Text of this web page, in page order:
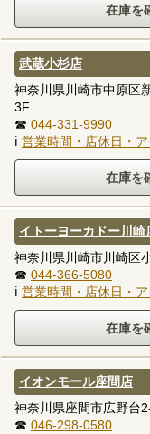
武蔵小杉店
神奈川県川崎市中原区
3F
☎ 044-331-9990
ℹ 営業時間・店休日・
イトーヨーカドー川崎
神奈川県川崎市川崎区
☎ 044-366-5080
ℹ 営業時間・店休日・
イオンモール座間店
神奈川県座間市広野台
☎ 046-298-0580